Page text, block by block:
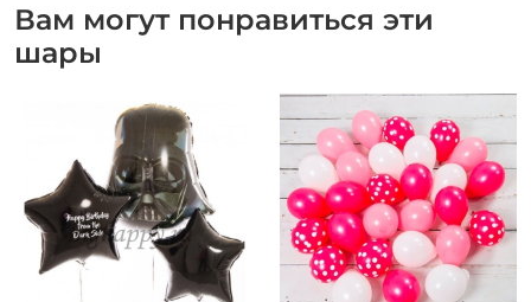
Вам могут понравиться эти
шары